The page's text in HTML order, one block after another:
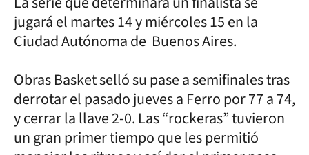
jugará el martes 14 y miércoles 15 en la
Ciudad Autónoma de Buenos Aires.
Obras Basket selló su pase a semifinales tras
derrotar el pasado jueves a Ferro por 77 a 74,
y cerrar la llave 2-0. Las “rockeras” tuvieron
un gran primer tiempo que les permitió